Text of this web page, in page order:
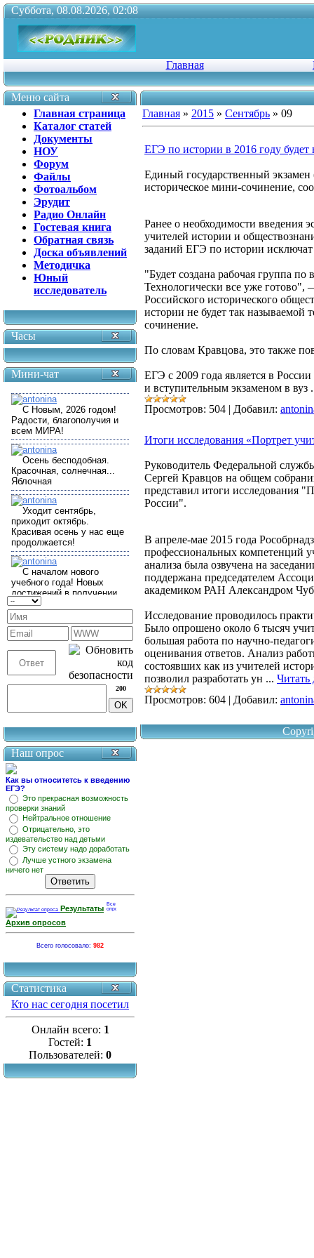
Суббота, 08.08.2026, 02:08
Главная
Меню сайта
Главная страница
Каталог статей
Документы
НОУ
Форум
Файлы
Фотоальбом
Эрудит
Радио Онлайн
Гостевая книга
Обратная связь
Доска объявлений
Методичка
Юный
исследователь
Часы
Мини-чат
200
Наш опрос
Как вы относитетсь к введению
ЕГЭ?
Это прекрасная возможность
проверки знаний
Нейтральное отношение
Отрицательно, это
издевательство над детьми
Эту систему надо доработать
Лучше устного экзамена
ничего нет
Результаты
Архив опросов
Всего голосовало: 982
Статистика
Кто нас сегодня посетил
Онлайн всего: 1
Гостей: 1
Пользователей: 0
Главная » 2015 » Сентябрь » 09
ЕГЭ по истории в 2016 году будет
Единый государственный
историческое мини-сочинение,
Ранее о необходимости введения
учителей истории и
заданий ЕГЭ по истории
"Будет создана рабочая группа по
Технологически все уже готово",
Российского исторического
истории не будет так называемой
сочинение.
По словам Кравцова, это также
ЕГЭ с 2009 года является в
и вступительным экзаменом в вуз
Просмотров: 504 | Добавил:
Итоги исследования «Портрет
Руководитель Федеральной
Сергей Кравцов на общем
представил итоги исследования
России".
В апреле-мае 2015 года
профессиональных компетенций
анализа была озвучена на
поддержана председателем
академиком РАН Александром
Исследование проводилось
Было опрошено около 6 тысяч
большая работа по научно-
оценивания ответов. Анализ
состоявших как из учителей
позволил разработать ун ... Читать
Просмотров: 604 | Добавил: